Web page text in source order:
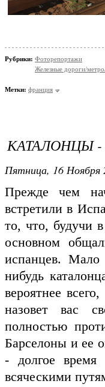
Рубрики: Фоторепортажи
Железные дороги/
Метки: франция
КАТАЛОНЦЫ
Пятница, 16 Ноября
Прежде чем
встретили в
то, что, будучи
основном
испанцев. Мало
нибудь
вероятнее
назовет вас
полностью
Барселоны и ее
- долгое
всяческими